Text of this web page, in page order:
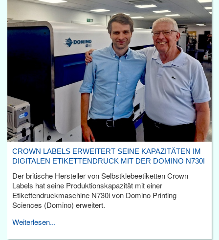
CROWN LABELS ERWEITERT SEINE KAPAZITÄTEN IM
DIGITALEN ETIKETTENDRUCK MIT DER DOMINO N730I
Der britische Hersteller von Selbstklebeetiketten Crown
Labels hat seine Produktionskapazität mit einer
Etikettendruckmaschine N730i von Domino Printing
Sciences (Domino) erweitert.
Weiterlesen...